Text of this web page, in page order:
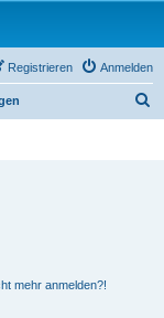
Anmelden
Registrieren
mehr anmelden?!